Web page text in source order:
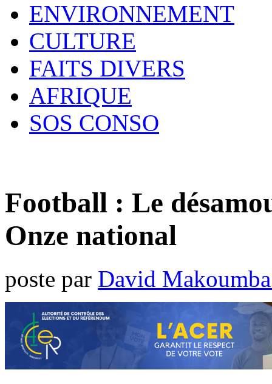
ENVIRONNEMENT
CULTURE
FAITS DIVERS
AFRIQUE
SOS CONSO
Football : Le
Onze national
poste par David